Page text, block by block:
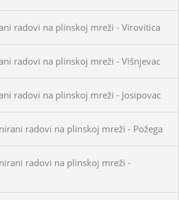
radovi na plinskoj mreži - Virovitica
radovi na plinskoj mreži - Višnjevac
radovi na plinskoj mreži - Josipovac
radovi na plinskoj mreži - Požega
radovi na plinskoj mreži -